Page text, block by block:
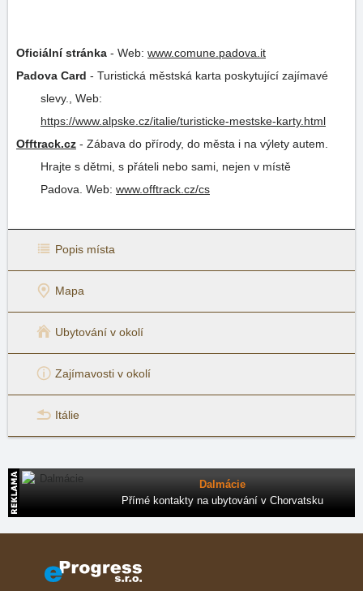
Oficiální stránka - Web: www.comune.padova.it
Padova Card - Turistická městská karta poskytující zajímavé
slevy.
Web:
https://www.alpske.cz/italie/turisticke-mestske-karty.html
Offtrack.cz - Zábava do přírody, do města i na výlety autem.
Hrajte s dětmi, s přáteli nebo sami, nejen v místě
Padova. Web: www.offtrack.cz/cs
Popis místa
Mapa
Ubytování v okolí
Zajímavosti v okolí
Itálie
Dalmácie
Přímé kontakty na ubytování v Chorvatsku